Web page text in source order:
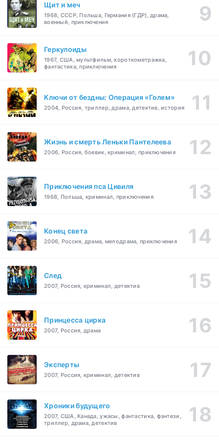
Щит и меч
1968, СССР, Польша, Германия (ГДР), драма,
военный, приключения
Геркулоиды
1967, США, мультфильм, короткометражка,
фантастика, приключения
Ключи от бездны: Операция «Голем»
2004, Россия, триллер, драма, детектив, история
Жизнь и смерть Леньки Пантелеева
2006, Россия, боевик, криминал, приключения
Приключения пса Цивиля
1968, Польша, криминал, приключения
Конец света
2006, Россия, драма, мелодрама, приключения
След
2007, Россия, криминал, детектив
Принцесса цирка
2007, Россия, драма
Эксперты
2007, Россия, криминал, детектив
Хроники будущего
2007, США, Канада, ужасы, фантастика, фэнтези,
триллер, драма, детектив